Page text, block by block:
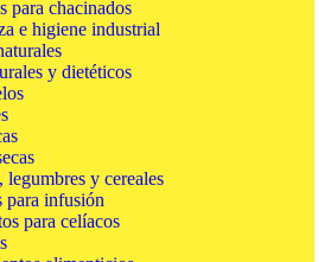
para chacinados
e higiene industrial
y dietéticos
legumbres y cereales
para infusión
para celíacos